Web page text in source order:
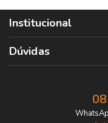
Institucional
Dúvidas